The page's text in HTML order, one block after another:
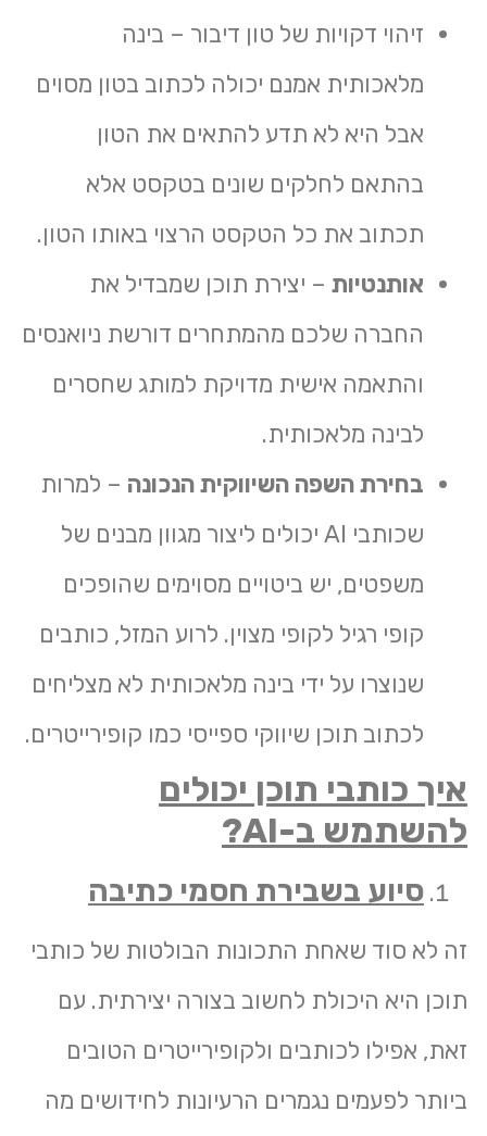
זיהוי דקויות של טון דיבור – בינה
מלאכותית אמנם יכולה לכתוב בטון מסוים
אבל היא לא תדע להתאים את הטון
בהתאם לחלקים שונים בטקסט אלא
תכתוב את כל הטקסט הרצוי באותו הטון.
אותנטיות– יצירת תוכן שמבדיל את
החברה שלכם מהמתחרים דורשת ניואנסים
והתאמה אישית מדויקת למותג שחסרים
לבינה מלאכותית.
בחירת השפה השיווקית הנכונה– למרות
שכותבי AI יכולים ליצור מגוון מבנים של
משפטים, יש ביטויים מסוימים שהופכים
קופי רגיל לקופי מצוין. לרוע המזל, כותבים
שנוצרו על ידי בינה מלאכותית לא מצליחים
לכתוב תוכן שיווקי ספייסי כמו קופירייטרים.
איך כותבי תוכן יכולים
להשתמש ב-AI
?
סיוע בשבירת חסמי כתיבה
זה לא סוד שאחת התכונות הבולטות של כותבי
תוכן היא היכולת לחשוב בצורה יצירתית. עם
זאת, אפילו לכותבים ולקופירייטרים הטובים
ביותר לפעמים נגמרים הרעיונות לחידושים מה